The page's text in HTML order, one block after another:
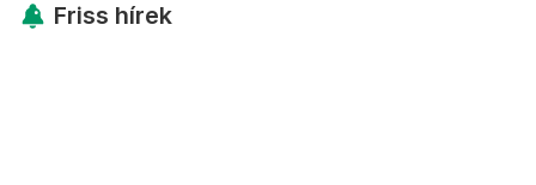
Friss hírek